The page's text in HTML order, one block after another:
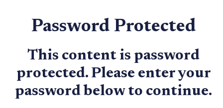
Password Protected
This content is password
protected. Please enter your
password below to continue.